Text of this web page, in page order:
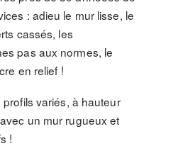
: adieu le mur lisse, le
cassés, les
pas aux normes, le
en relief !
variés, à hauteur
un mur rugueux et
!